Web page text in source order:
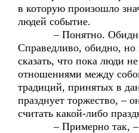
в которую произошло
людей событие.
– Понятно. Обидно,
Справедливо, обидно,
сказать, что пока люди
отношениями между
традиций, принятых в
празднует торжество, –
считать какой-либо
– Примерно так, –